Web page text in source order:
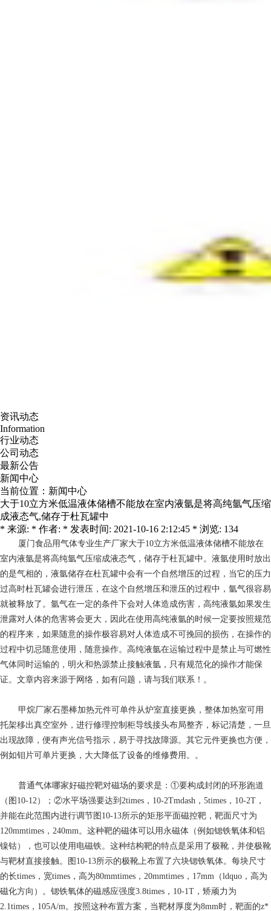
资讯动态
Information
行业动态
公司动态
最新公告
新闻中心
当前位置： 新闻中心
大于10立方米低温液体储槽不能放在室内液氩是将高纯氩气压缩
成液态气,储存于杜瓦罐中
* 来源: * 作者: * 发表时间: 2021-10-16 2:12:45 * 浏览: 134
厦门食品用气体专业生产厂家大于10立方米低温液体储槽不能放在
室内液氩是将高纯氩气压缩成液态气，储存于杜瓦罐中。液氩使用时放出
的是气相的，液氩储存在杜瓦罐中会有一个自然增压的过程，当它的压力
过高时杜瓦罐会进行泄压，在这个自然增压和泄压的过程中，氩气很容易
就被释放了。氩气在一定的条件下会对人体造成伤害，高纯液氩如果发生
泄露对人体的危害将会更大，因此在使用高纯液氩的时候一定要按照规范
的程序来，如果随意的操作极容易对人体造成不可挽回的损伤，在操作的
过程中切忌随意使用，随意操作。高纯液氩在运输过程中是禁止与可燃性
气体同时运输的，明火和热源禁止接触液氩，只有规范化的操作才能保
证。文章内容来源于网络，如有问题，请与我们联系！。
甲烷厂家石墨棒加热元件可单件从炉室直接更换，整体加热室可用
托架移出真空室外，进行修理控制柜导线接头布局整齐，标记清楚，一旦
出现故障，便有声光信号指示，易于寻找故障源。其它元件更换也方便，
例如钼片可单片更换，大大降低了设备的维修费用。。
普通气体哪家好磁控靶对磁场的要求是：①要构成封闭的环形跑道
（图10-12）；②水平场强要达到2times，10-2Tmdash，5times，10-2T，
并能在此范围内进行调节图10-13所示的矩形平面磁控靶，靶面尺寸为
120mmtimes，240mm。这种靶的磁体可以用永磁体（例如锶铁氧体和铝
镍钴），也可以使用电磁铁。这种结构靶的特点是采用了极靴，并使极靴
与靶材直接接触。图10-13所示的极靴上布置了六块锶铁氧体。每块尺寸
的长times，宽times，高为80mmtimes，20mmtimes，17mm（ldquo，高为
磁化方向）。锶铁氧体的磁感应强度3.8times，10-1T，矫顽力为
2.1times，105A/m。按照这种布置方案，当靶材厚度为8mm时，靶面的z*